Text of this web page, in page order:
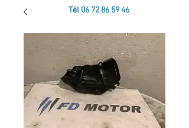
Tél 06 72 86 59 46